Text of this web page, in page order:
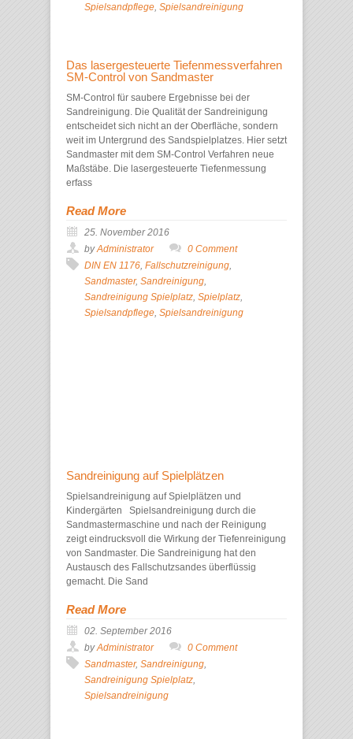
Spielsandpflege Spielsandreinigung
Das lasergesteuerte Tiefenmessverfahren
SM-Control von Sandmaster
SM-Control für saubere Ergebnisse bei der
Sandreinigung. Die Qualität der Sandreinigung
entscheidet sich nicht an der Oberfläche, sondern
weit im Untergrund des Sandspielplatzes. Hier setzt
Sandmaster mit dem SM-Control Verfahren neue
Maßstäbe. Die lasergesteuerte Tiefenmessung
erfass
Read More
25. November 2016
byAdministrator
0 Comment
DIN EN 1176 Fallschutzreinigung
Sandmaster, Sandreinigung
Sandreinigung Spielplatz Spielplatz
Spielsandpflege Spielsandreinigung
Sandreinigung auf Spielplätzen
Spielsandreinigung auf Spielplätzen und
Kindergärten Spielsandreinigung durch die
Sandmastermaschine und nach der Reinigung
zeigt eindrucksvoll die Wirkung der Tiefenreinigung
von Sandmaster. Die Sandreinigung hat den
Austausch des Fallschutzsandes überflüssig
gemacht. Die Sand
Read More
02. September 2016
byAdministrator
0 Comment
Sandmaster, Sandreinigung
Sandreinigung Spielplatz
Spielsandreinigung